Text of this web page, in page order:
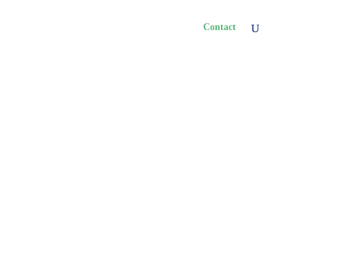
Contact